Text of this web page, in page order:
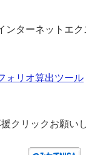
ンターネットエ
ォリオ算出ツール
援クリックお願い